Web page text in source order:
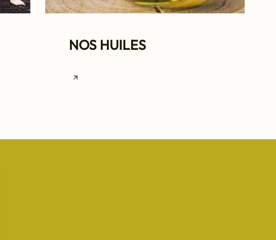
NOS HUILES